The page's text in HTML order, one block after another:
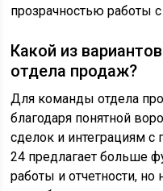
прозрачностью работы
Какой из
отдела продаж?
Для команды отдела
благодаря понятной
сделок и интеграциям с
24 предлагает больше
работы и отчетности,